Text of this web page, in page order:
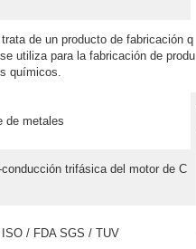
de un producto de fabricación q
utiliza para la fabricación de produ
químicos.
de metales
trifásica del motor de C
/ FDA SGS / TUV